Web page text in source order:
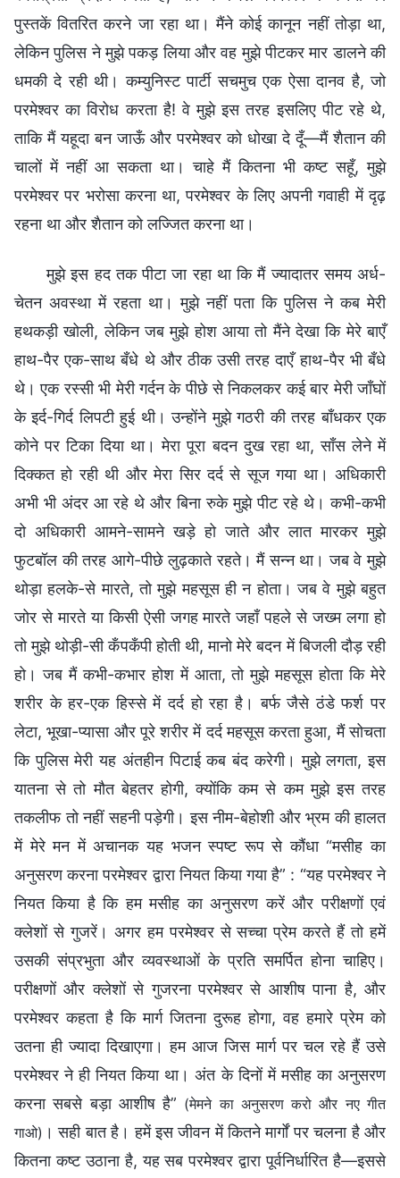
पुस्तकें वितरित करने जा रहा था। मैंने कोई कानून नहीं तोड़ा था,
लेकिन पुलिस ने मुझे पकड़ लिया और वह मुझे पीटकर मार डालने की
धमकी दे रही थी। कम्युनिस्ट पार्टी सचमुच एक ऐसा दानव है, जो
परमेश्वर का विरोध करता है! वे मुझे इस तरह इसलिए पीट रहे थे,
ताकि मैं यहूदा बन जाऊँ और परमेश्वर को धोखा दे दूँ—मैं शैतान की
चालों में नहीं आ सकता था। चाहे मैं कितना भी कष्ट सहूँ, मुझे
परमेश्वर पर भरोसा करना था, परमेश्वर के लिए अपनी गवाही में दृढ़
रहना था और शैतान को लज्जित करना था।
मुझे इस हद तक पीटा जा रहा था कि मैं ज्यादातर समय अर्ध-
चेतन अवस्था में रहता था। मुझे नहीं पता कि पुलिस ने कब मेरी
हथकड़ी खोली, लेकिन जब मुझे होश आया तो मैंने देखा कि मेरे बाएँ
हाथ-पैर एक-साथ बँधे थे और ठीक उसी तरह दाएँ हाथ-पैर भी बँधे
थे। एक रस्सी भी मेरी गर्दन के पीछे से निकलकर कई बार मेरी जाँघों
के इर्द-गिर्द लिपटी हुई थी। उन्होंने मुझे गठरी की तरह बाँधकर एक
कोने पर टिका दिया था। मेरा पूरा बदन दुख रहा था, साँस लेने में
दिक्कत हो रही थी और मेरा सिर दर्द से सूज गया था। अधिकारी
अभी भी अंदर आ रहे थे और बिना रुके मुझे पीट रहे थे। कभी-कभी
दो अधिकारी आमने-सामने खड़े हो जाते और लात मारकर मुझे
फुटबॉल की तरह आगे-पीछे लुढ़काते रहते। मैं सन्न था। जब वे मुझे
थोड़ा हलके-से मारते, तो मुझे महसूस ही न होता। जब वे मुझे बहुत
जोर से मारते या किसी ऐसी जगह मारते जहाँ पहले से जख्म लगा हो
तो मुझे थोड़ी-सी कँपकँपी होती थी, मानो मेरे बदन में बिजली दौड़ रही
हो। जब मैं कभी-कभार होश में आता, तो मुझे महसूस होता कि मेरे
शरीर के हर-एक हिस्से में दर्द हो रहा है। बर्फ जैसे ठंडे फर्श पर
लेटा, भूखा-प्यासा और पूरे शरीर में दर्द महसूस करता हुआ, मैं सोचता
कि पुलिस मेरी यह अंतहीन पिटाई कब बंद करेगी। मुझे लगता, इस
यातना से तो मौत बेहतर होगी, क्योंकि कम से कम मुझे इस तरह
तकलीफ तो नहीं सहनी पड़ेगी। इस नीम-बेहोशी और भ्रम की हालत
में मेरे मन में अचानक यह भजन स्पष्ट रूप से कौंधा “मसीह का
अनुसरण करना परमेश्वर द्वारा नियत किया गया है” : “यह परमेश्वर ने
नियत किया है कि हम मसीह का अनुसरण करें और परीक्षणों एवं
क्लेशों से गुजरें। अगर हम परमेश्वर से सच्चा प्रेम करते हैं तो हमें
उसकी संप्रभुता और व्यवस्थाओं के प्रति समर्पित होना चाहिए।
परीक्षणों और क्लेशों से गुजरना परमेश्वर से आशीष पाना है, और
परमेश्वर कहता है कि मार्ग जितना दुरूह होगा, वह हमारे प्रेम को
उतना ही ज्यादा दिखाएगा। हम आज जिस मार्ग पर चल रहे हैं उसे
परमेश्वर ने ही नियत किया था। अंत के दिनों में मसीह का अनुसरण
करना सबसे बड़ा आशीष है” (मेमने का अनुसरण करो और नए गीत
गाओ) । सही बात है। हमें इस जीवन में कितने मार्गों पर चलना है और
कितना कष्ट उठाना है, यह सब परमेश्वर द्वारा पूर्वनिर्धारित है—इससे